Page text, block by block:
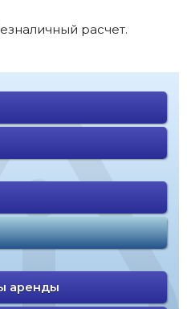
расчет.
аренды